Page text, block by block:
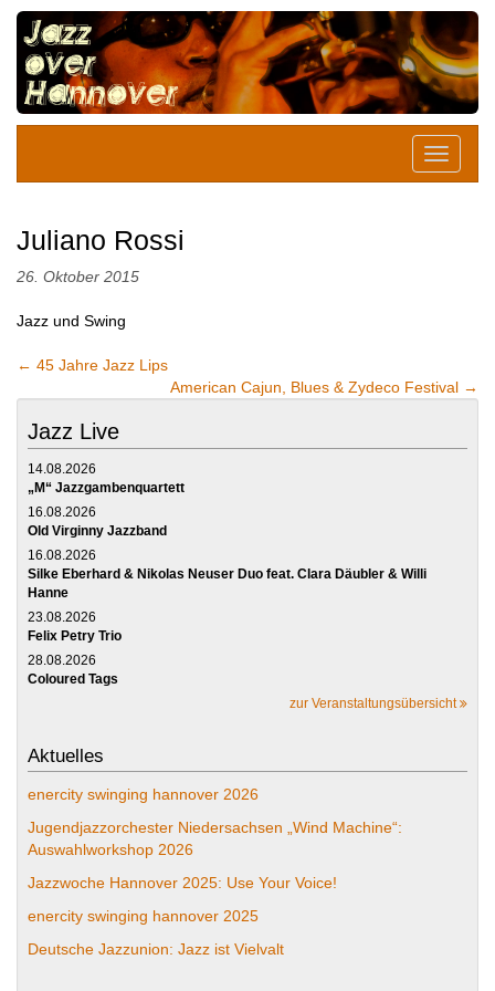
Juliano Rossi
26. Oktober 2015
Jazz und Swing
← 45 Jahre Jazz Lips
American Cajun, Blues & Zydeco Festival →
Jazz Live
14.08.2026
„M“ Jazzgambenquartett
16.08.2026
Old Virginny Jazzband
16.08.2026
Silke Eberhard & Nikolas Neuser Duo feat. Clara Däubler & Willi
Hanne
23.08.2026
Felix Petry Trio
28.08.2026
Coloured Tags
zur Veranstaltungsübersicht
Aktuelles
enercity swinging hannover 2026
Jugendjazzorchester Niedersachsen „Wind Machine“:
Auswahlworkshop 2026
Jazzwoche Hannover 2025: Use Your Voice!
enercity swinging hannover 2025
Deutsche Jazzunion: Jazz ist Vielvalt